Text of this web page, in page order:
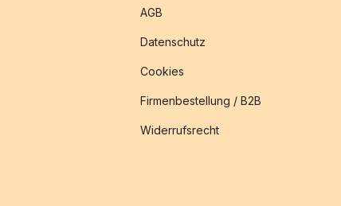
AGB
Datenschutz
Cookies
Firmenbestellung / B2B
Widerrufsrecht